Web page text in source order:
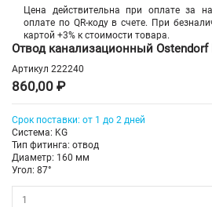
Цена действительна при оплате за
оплате по QR-коду в счете. При
картой +3% к стоимости товара.
Отвод канализационный Ostendorf
Артикул 222240
860,00 ₽
Срок поставки: от 1 до 2 дней
Система: KG
Тип фитинга: отвод
Диаметр: 160 мм
Угол: 87°